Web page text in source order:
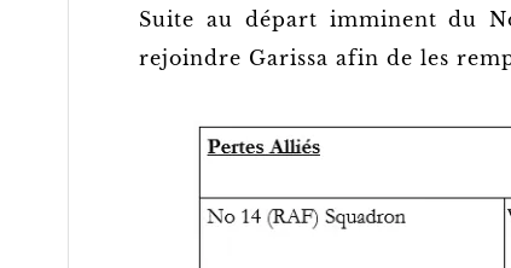
Suite au départ imminent du
rejoindre Garissa afin de les